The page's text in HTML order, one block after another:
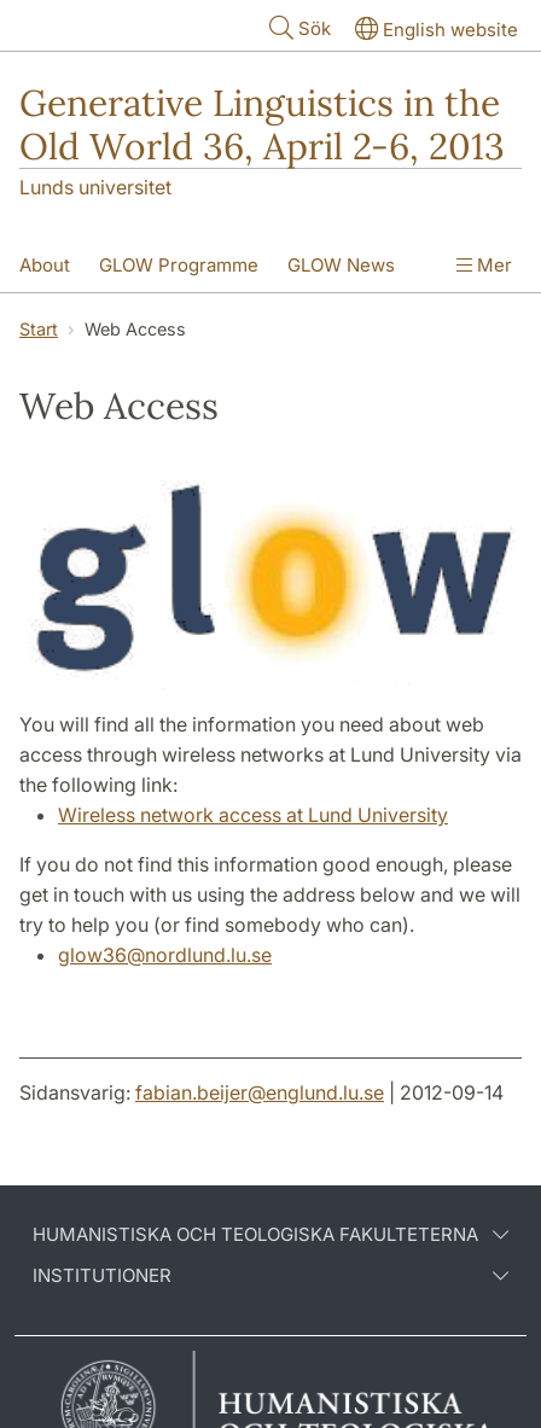
Sök English website
Generative Linguistics in the
Old World 36, April 2-6, 2013
Lunds universitet
About GLOW Programme GLOW News
Social Events
Mer
Start Web Access
Web Access
You will find all the information you need about web
access through wireless networks at Lund University via
the following link:
Wireless network access at Lund University
If you do not find this information good enough, please
get in touch with us using the address below and we will
try to help you (or find somebody who can).
glow36@nordlund.lu.se
Sidansvarig: fabian.beijer@englund.lu.se | 2012-09-14
HUMANISTISKA OCH TEOLOGISKA FAKULTETERNA
INSTITUTIONER